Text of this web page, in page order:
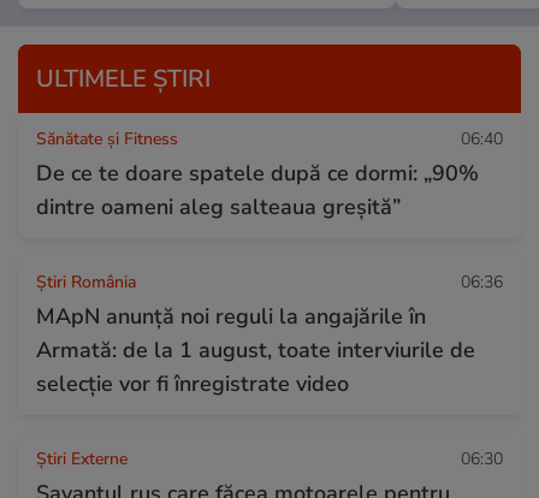
ULTIMELE ȘTIRI
Sănătate și Fitness 06:40
De ce te doare spatele după ce dormi: „90%
dintre oameni aleg salteaua greșită”
Știri România 06:36
MApN anunță noi reguli la angajările în
Armată: de la 1 august, toate interviurile de
selecție vor fi înregistrate video
Știri Externe 06:30